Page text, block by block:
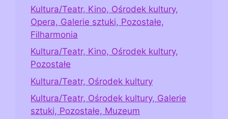
Kultura/Teatr, Kino, Ośrodek kultury,
Opera, Galerie sztuki, Pozostałe,
Filharmonia
Kultura/Teatr, Kino, Ośrodek kultury,
Pozostałe
Kultura/Teatr, Ośrodek kultury
Kultura/Teatr, Ośrodek kultury, Galerie
sztuki, Pozostałe, Muzeum